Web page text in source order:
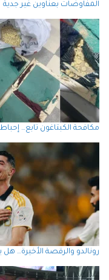
المفاوضات بعناوين غير جدية
مكافحة الكبتاغون تابع…
رونالدو والرقصة الأخيرة… هل